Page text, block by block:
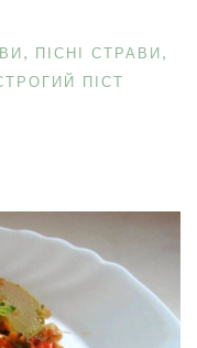
ПІСНІ СТРАВИ
ПІСТ